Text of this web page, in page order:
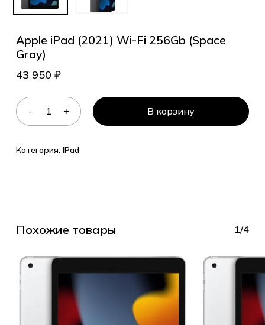
Apple iPad (2021) Wi-Fi 256Gb (Space
Gray)
43 950 ₽
В корзину
Категория: IPad
Похожие товары 1/4